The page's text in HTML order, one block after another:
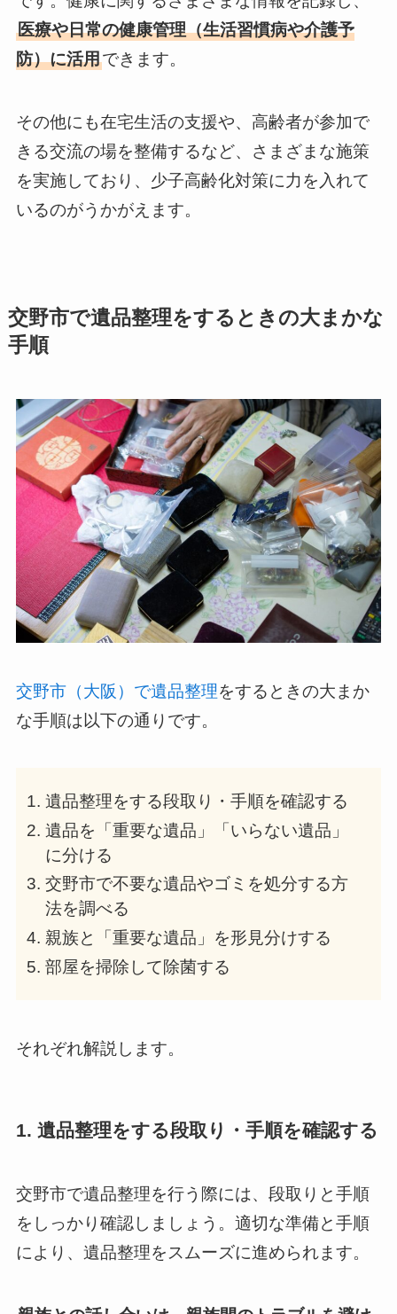
医療や日常の健康管理（生活習慣病や介護予
防）に活用できます。
その他にも在宅生活の支援や、高齢者が参加で
きる交流の場を整備するなど、さまざまな施策
を実施しており、少子高齢化対策に力を入れて
いるのがうかがえます。
交野市で遺品整理をするときの大まかな
手順
交野市（大阪）で遺品整理をするときの大まか
な手順は以下の通りです。
遺品整理をする段取り・手順を確認する
遺品を「重要な遺品」「いらない遺品」
に分ける
交野市で不要な遺品やゴミを処分する方
法を調べる
親族と「重要な遺品」を形見分けする
部屋を掃除して除菌する
それぞれ解説します。
1. 遺品整理をする段取り・手順を確認する
交野市で遺品整理を行う際には、段取りと手順
をしっかり確認しましょう。適切な準備と手順
により、遺品整理をスムーズに進められます。